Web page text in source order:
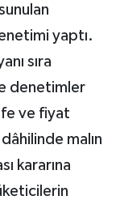
yaptı.
sıra
denetimler
ve fiyat
malın
kararına